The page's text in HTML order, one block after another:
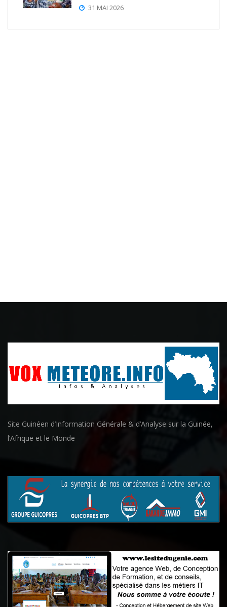
31 MAI 2026
Site Guinéen d’Information Générale & d’Analyse sur la Guinée,
l’Afrique et le Monde